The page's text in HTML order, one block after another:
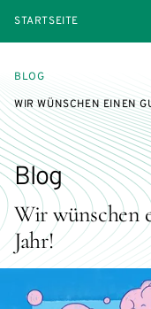
STARTSEITE
BLOG
WIR WÜNSCHEN EINEN
Wir wünschen
Jahr!
Blog